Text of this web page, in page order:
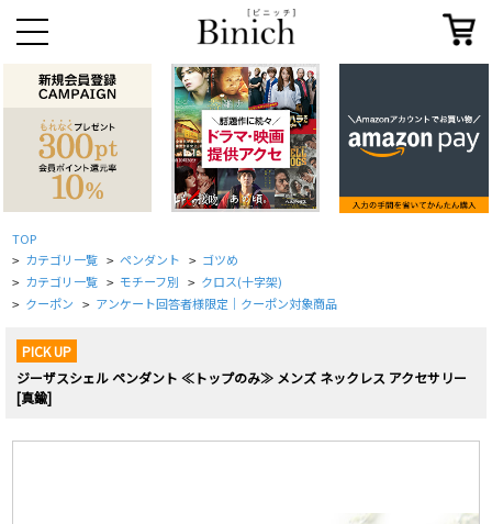
TOP
> カテゴリ一覧 > ペンダント > ゴツめ
> カテゴリ一覧 > モチーフ別 > クロス(十字架)
> クーポン > アンケート回答者様限定｜クーポン対象商品
PICK UP
ジーザスシェル ペンダント ≪トップのみ≫ メンズ ネックレス アクセサリー
[真鍮]